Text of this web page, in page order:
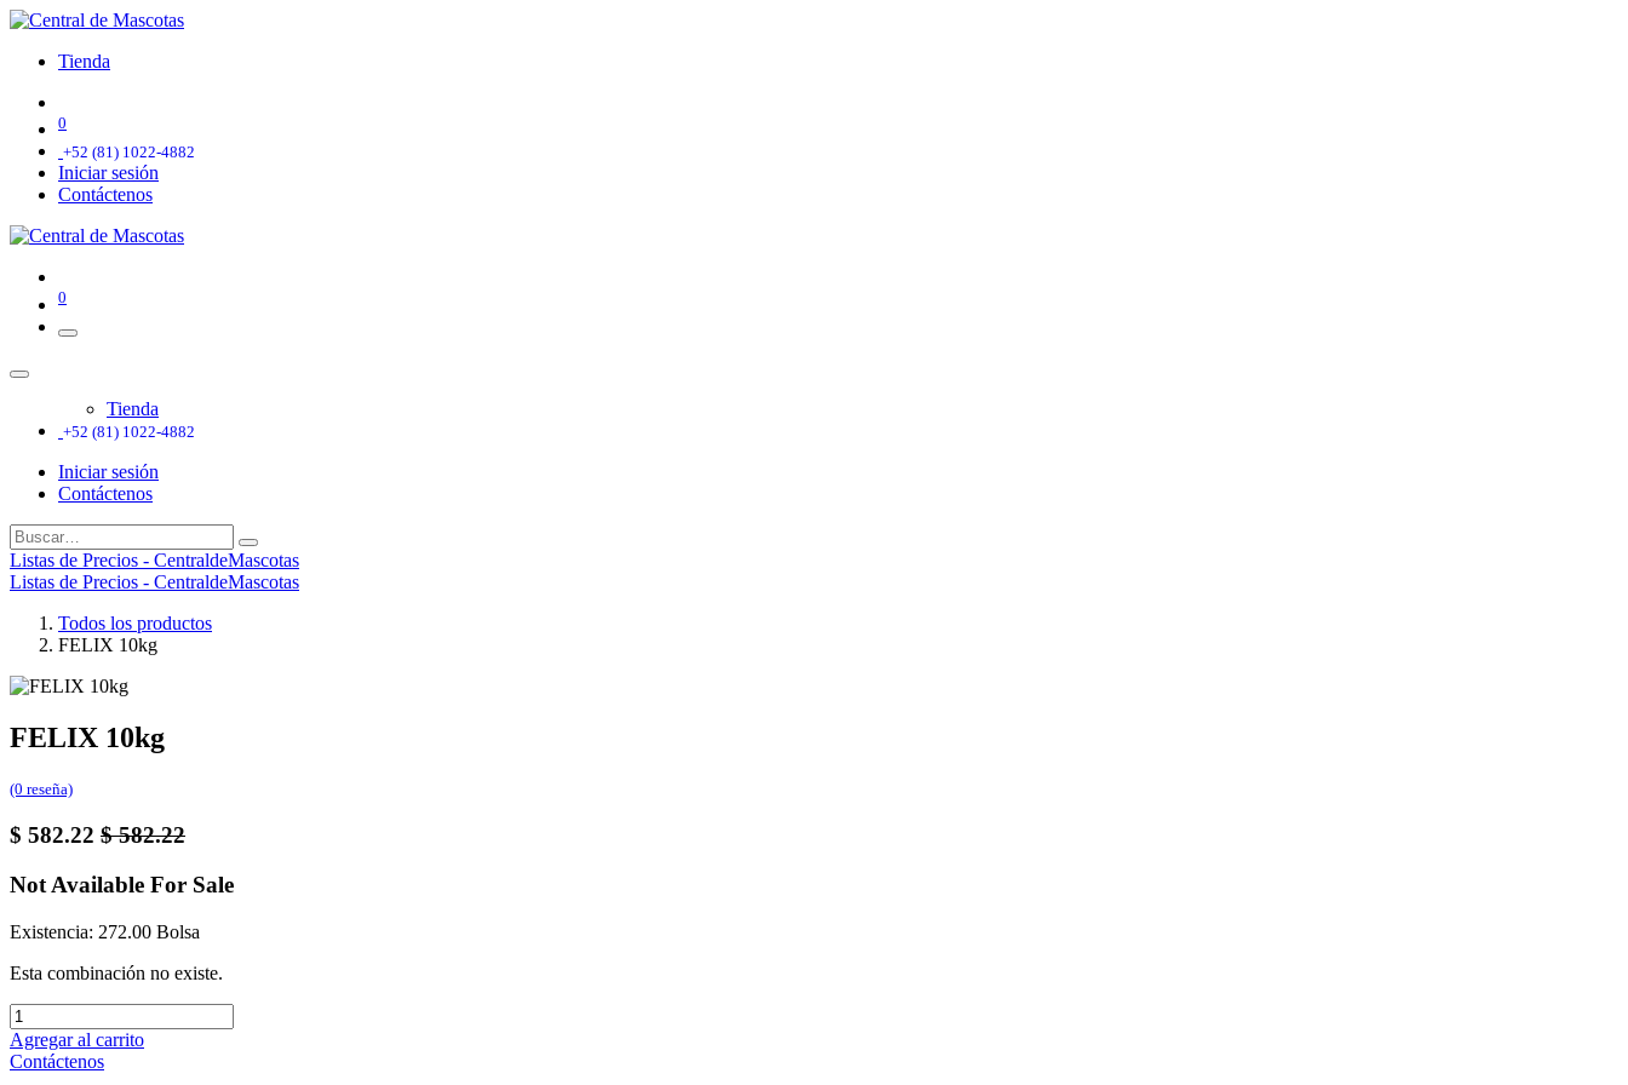
Tienda
0
+52 (81) 1022-4882
Iniciar sesión
Contáctenos
0
Tienda
+52 (81) 1022-4882
Iniciar sesión
Contáctenos
Listas de Precios - CentraldeMascotas
Listas de Precios - CentraldeMascotas
Todos los productos
FELIX 10kg
FELIX 10kg
(0 reseña)
$ 582.22 $582.22
Not Available For Sale
Existencia: 272.00 Bolsa
Esta combinación no existe.
Agregar al carrito
Contáctenos